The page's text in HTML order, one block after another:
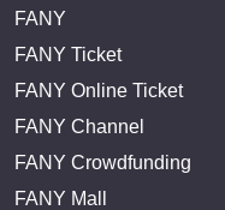
FANY
FANY Ticket
FANY Online Ticket
FANY Channel
FANY Crowdfunding
FANY Mall